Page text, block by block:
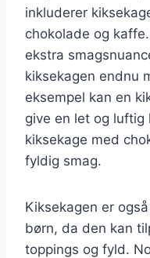
inkluderer
chokolade og
ekstra
kiksekagen endnu
eksempel kan en
give en let og luftig
kiksekage med
fyldig smag.
Kiksekagen er
børn, da den kan
toppings og fyld.